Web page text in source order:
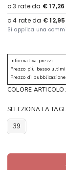
Informativa prezzi
Prezzo più basso
Prezzo di
COLORE ARTICOLO:
SELEZIONA LA
39